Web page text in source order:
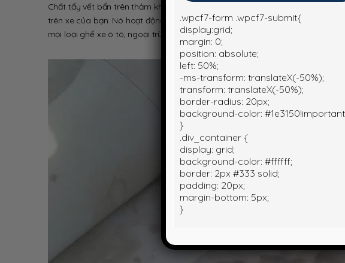
Chất tẩy vết bẩn trên thảm không cần tẩy rửa sẽ giúp loại bỏ những vết bẩn
trên xe của bạn. Nó hoạt động trên bất kỳ vật liệu bền màu nào có thể
mọi loại ghế xe ô tô, ngoại trừ da.
.wpcf7-form .wpcf7-submit{
display:grid;
margin: 0;
position: absolute;
left: 50%;
-ms-transform: translateX(-50%);
transform: translateX(-50%);
border-radius: 20px;
background-color:
}
.div_container {
display: grid;
background-color: #ffffff;
border: 2px #333 solid;
padding: 20px;
margin-bottom: 5px;
}